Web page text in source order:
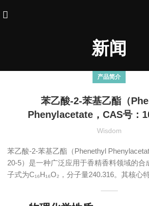
新闻
产品简介
苯乙酸-2-苯基乙酯（
Phenylacetate，CAS号：
Wisdom
苯乙酸-2-苯基乙酯（Phenethyl
20-5）是一种广泛应用于香精香料领域的合
子式为C₁₆H₁₆O₂，分子量240.316。其核心